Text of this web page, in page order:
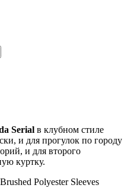
Serial в клубном стиле
и для прогулок по городу
и для второго
куртку.
Polyester Sleeves